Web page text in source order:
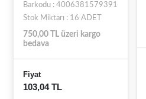
Barkodu : 4006381579391
Stok Miktarı : 16 ADET
750,00 TL üzeri kargo
bedava
Fiyat
103,04 TL